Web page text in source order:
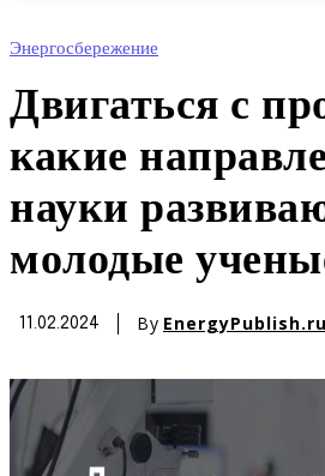
Энергосбережение
Двигаться с
какие
науки
молодые
11.02.2024 By EnergyPublish.ru